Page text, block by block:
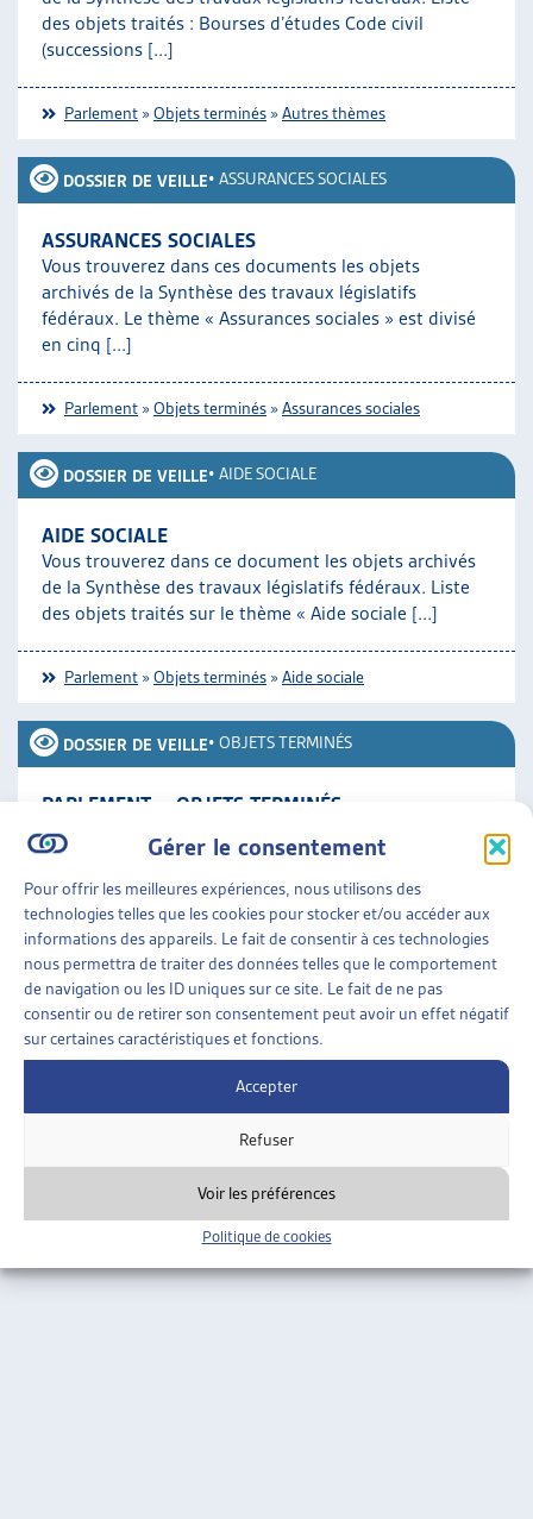
Gérer le consentement
Pour offrir les meilleures expériences, nous utilisons des
technologies telles que les cookies pour stocker et/ou accéder aux
informations des appareils. Le fait de consentir à ces technologies
nous permettra de traiter des données telles que le comportement
de navigation ou les ID uniques sur ce site. Le fait de ne pas
consentir ou de retirer son consentement peut avoir un effet négatif
sur certaines caractéristiques et fonctions.
Accepter
Refuser
Voir les préférences
Politique de cookies
des objets traités : Bourses d’études Code civil
(successions [...]
Parlement »Objets terminés »Autres thèmes
DOSSIER DE VEILLE• ASSURANCES SOCIALES
ASSURANCES SOCIALES
Vous trouverez dans ces documents les objets
archivés de la Synthèse des travaux législatifs
fédéraux. Le thème « Assurances sociales » est divisé
en cinq [...]
Parlement »Objets terminés »Assurances sociales
DOSSIER DE VEILLE• AIDE SOCIALE
AIDE SOCIALE
Vous trouverez dans ce document les objets archivés
de la Synthèse des travaux législatifs fédéraux. Liste
des objets traités sur le thème « Aide sociale [...]
Parlement »Objets terminés »Aide sociale
DOSSIER DE VEILLE• OBJETS TERMINÉS
PARLEMENT – OBJETS TERMINÉS
Synthèse des travaux législatifs fédéraux La veille
législative de l’Artias en un condensé des objets en
cours qui comporte le résumé des objets traités
durant [...]
Parlement »Objets terminés